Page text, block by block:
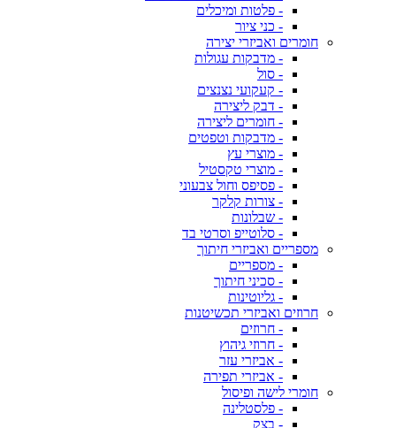
- פלטות ומיכלים
- כני ציור
חומרים ואביזרי יצירה
- מדבקות עגולות
- סול
- קעקועי נצנצים
- דבק ליצירה
- חומרים ליצירה
- מדבקות וטפטים
- מוצרי עץ
- מוצרי טקסטיל
- פסיפס וחול צבעוני
- צורות קלקר
- שבלונות
- סלוטייפ וסרטי בד
מספריים ואביזרי חיתוך
- מספריים
- סכיני חיתוך
- גליוטינות
חרוזים ואביזרי תכשיטנות
- חרוזים
- חרוזי גיהוץ
- אביזרי עזר
- אביזרי תפירה
חומרי לישה ופיסול
- פלסטלינה
- בצק